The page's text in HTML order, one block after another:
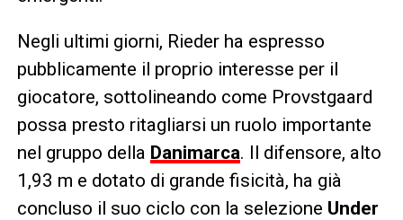
Negli ultimi giorni, Rieder ha espresso
pubblicamente il proprio interesse per il
giocatore, sottolineando come Provstgaard
possa presto ritagliarsi un ruolo importante
nel gruppo della Danimarca. Il difensore, alto
1,93 m e dotato di grande fisicità, ha già
concluso il suo ciclo con la selezione Under